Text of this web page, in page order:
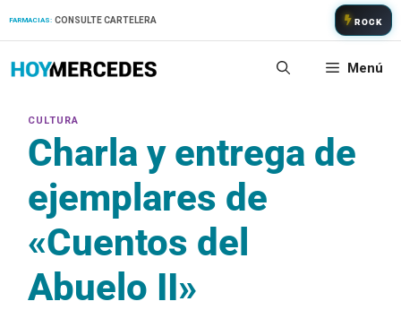
FARMACIAS: CONSULTE CARTELERA ROCK
Menú
Charla y entrega de
ejemplares de
«Cuentos del
Abuelo II»